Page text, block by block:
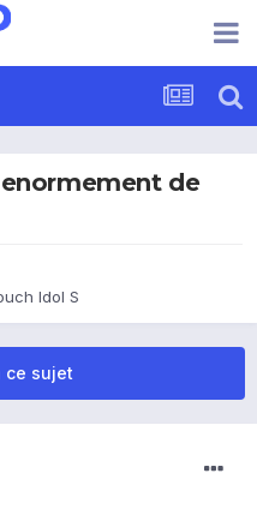
de
Idol S
ce sujet